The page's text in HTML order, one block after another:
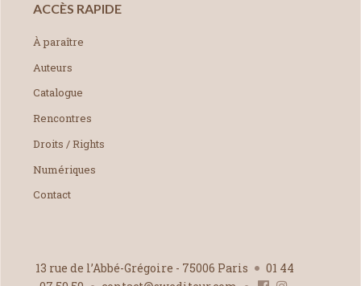
ACCÈS RAPIDE
À paraître
Auteurs
Catalogue
Rencontres
Droits / Rights
Numériques
Contact
13 rue de l’Abbé-Grégoire - 75006 Paris
01 44